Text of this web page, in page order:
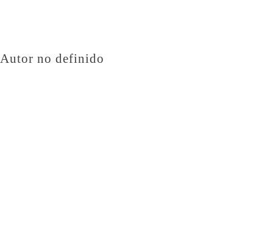
Autor no definido